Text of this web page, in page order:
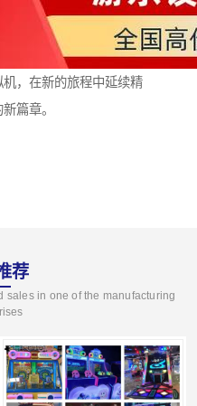
，在新的旅程中延续精
篇章。
荐
sales in one of the manufacturing